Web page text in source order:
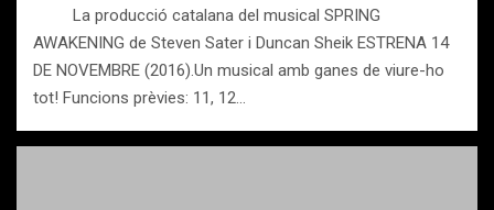
La producció catalana del musical SPRING
AWAKENING de Steven Sater i Duncan Sheik ESTRENA 14
DE NOVEMBRE (2016).Un musical amb ganes de viure-ho
tot! Funcions prèvies: 11, 12…